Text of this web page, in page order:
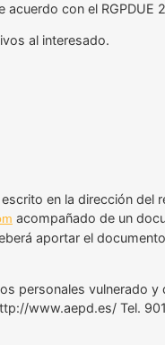
con el RGPDUE
al interesado.
en la dirección del
acompañado de un
aportar el
personales vulnerado
www.aepd.es/ Tel.